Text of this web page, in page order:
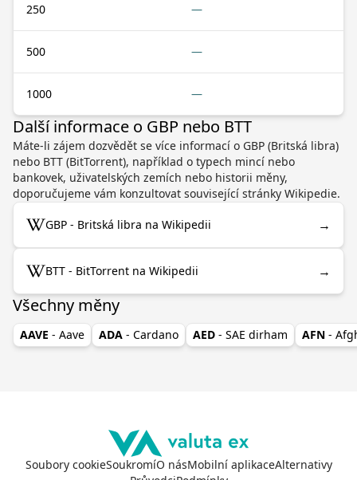
250 —
500 —
1000 —
Další informace o GBP nebo BTT
Máte-li zájem dozvědět se více informací o GBP (Britská libra)
nebo BTT (BitTorrent), například o typech mincí nebo
bankovek, uživatelských zemích nebo historii měny,
doporučujeme vám konzultovat související stránky Wikipedie.
GBP - Britská libra na Wikipedii →
BTT - BitTorrent na Wikipedii →
Všechny měny
AAVE - Aave ADA - Cardano AED - SAE dirham AFN -
Soubory cookieSoukromíO násMobilní aplikaceAlternativy